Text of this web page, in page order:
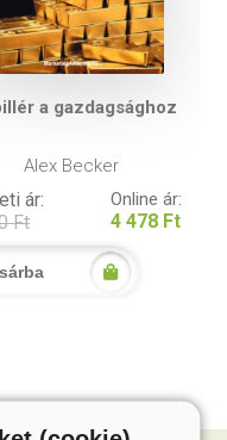
a gazdagsághoz
Alex Becker
ár:
Ft
Online ár:
4 478 Ft